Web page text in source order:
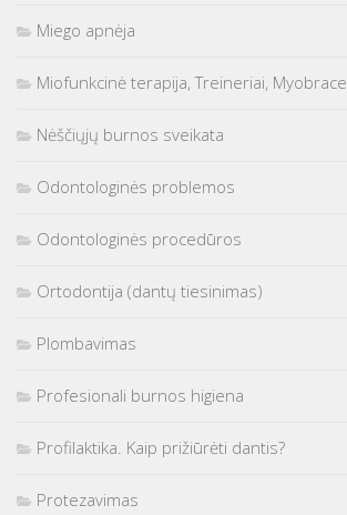
Miego apnėja
Miofunkcinė terapija, Treineriai, Myobrace
Nėščiųjų burnos sveikata
Odontologinės problemos
Odontologinės procedūros
Ortodontija (dantų tiesinimas)
Plombavimas
Profesionali burnos higiena
Profilaktika. Kaip prižiūrėti dantis?
Protezavimas